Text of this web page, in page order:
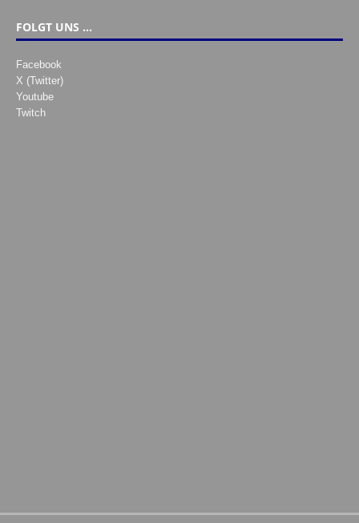
FOLGT UNS …
Facebook
X (Twitter)
Youtube
Twitch